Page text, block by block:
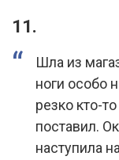
11.
Шла из
ноги особо
резко кто-
поставил.
наступила